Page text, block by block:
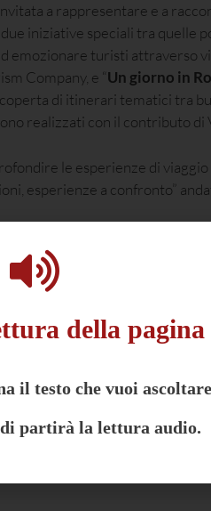
a rappresentare e a
iniziative speciali tra quelle
emozionare turisti attraverso
Company, e “ Un giorno in
di itinerari tematici tra
realizzati con il contributo di
le esperienze di viaggio
esperienze a confronto”
della pagina
il testo che vuoi
partirà la lettura audio.